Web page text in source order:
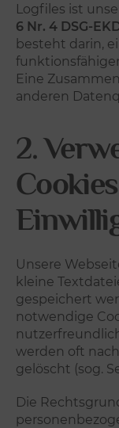
Logfiles ist
6 Nr. 4 DSG-
besteht darin,
Eine
anderen
2.
Unsere
kleine
gespeichert
notwendige
werden oft
gelöscht (sog.
Die